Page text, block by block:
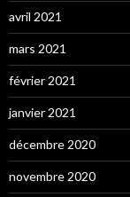
avril 2021
mars 2021
février 2021
janvier 2021
décembre 2020
novembre 2020